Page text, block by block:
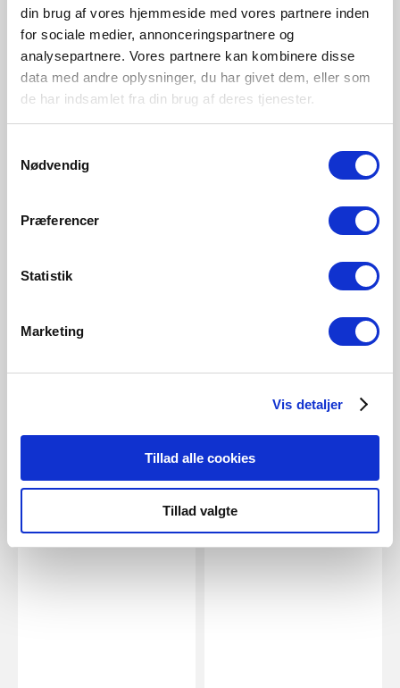
din brug af vores hjemmeside med vores partnere inden
for sociale medier, annonceringspartnere og
analysepartnere. Vores partnere kan kombinere disse
data med andre oplysninger, du har givet dem, eller som
de har indsamlet fra din brug af deres tjenester.
Nødvendig
Præferencer
Statistik
Marketing
Vis detaljer
Tillad alle cookies
Tillad valgte
345 Lumen
Smart GU10 | 2200-6500
Kelvin | 380 Lumen | Lyspære |
Artikkelnummer 2070031000
Tilknyttede produkter